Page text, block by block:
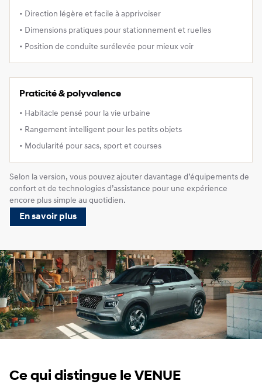
• Direction légère et facile à apprivoiser
• Dimensions pratiques pour stationnement et ruelles
• Position de conduite surélevée pour mieux voir
Praticité & polyvalence
• Habitacle pensé pour la vie urbaine
• Rangement intelligent pour les petits objets
• Modularité pour sacs, sport et courses
Selon la version, vous pouvez ajouter davantage d’équipements de
confort et de technologies d’assistance pour une expérience
encore plus simple au quotidien.
En savoir plus
Ce qui distingue le VENUE